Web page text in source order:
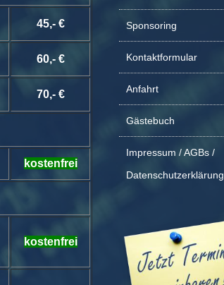
Sponsoring
Kontaktformular
Anfahrt
Gästebuch
Impressum / AGBs /
Datenschutzerklärung
45,- €
60,- €
70,- €
kostenfrei
kostenfrei